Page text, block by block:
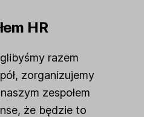
HR
razem
zorganizujemy
zespołem
że będzie to